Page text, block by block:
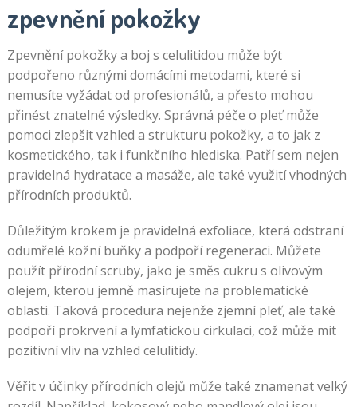
zpevnění pokožky
Zpevnění pokožky a boj s celulitidou může být
podpořeno různými domácími metodami, které si
nemusíte vyžádat od profesionálů, a přesto mohou
přinést znatelné výsledky. Správná péče o pleť může
pomoci zlepšit vzhled a strukturu pokožky, a to jak z
kosmetického, tak i funkčního hlediska. Patří sem nejen
pravidelná hydratace a masáže, ale také využití vhodných
přírodních produktů.
Důležitým krokem je pravidelná exfoliace, která odstraní
odumřelé kožní buňky a podpoří regeneraci. Můžete
použít přírodní scruby, jako je směs cukru s olivovým
olejem, kterou jemně masírujete na problematické
oblasti. Taková procedura nejenže zjemní pleť, ale také
podpoří prokrvení a lymfatickou cirkulaci, což může mít
pozitivní vliv na vzhled celulitidy.
Věřit v účinky přírodních olejů může také znamenat velký